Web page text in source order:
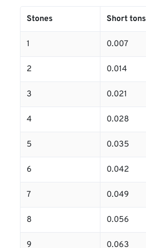
Stones Short tons
1 0.007
2 0.014
3 0.021
4 0.028
5 0.035
6 0.042
7 0.049
8 0.056
9 0.063